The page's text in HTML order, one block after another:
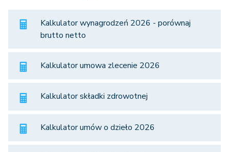
Kalkulator wynagrodzeń 2026 - porównaj
brutto netto
Kalkulator umowa zlecenie 2026
Kalkulator składki zdrowotnej
Kalkulator umów o dzieło 2026